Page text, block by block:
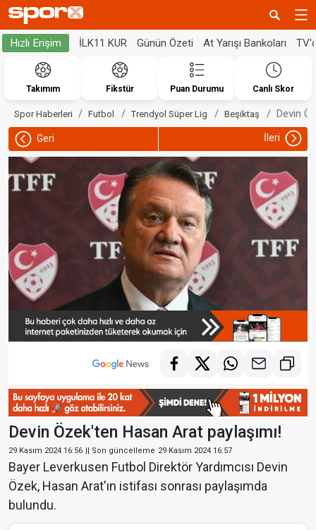
Hızlı Erişim İLK11 KUR Günün Özeti At Yarışı Bankoları
Takımım Fikstür Puan Durumu Canlı Skor
Spor Haberleri Futbol Trendyol Süper Lig Beşiktaş Devin
Geri İleri
Devin Özek'ten Hasan Arat paylaşımı!
29 Kasım 2024 16:56 || Son güncelleme 29 Kasım 2024 16:57
Bayer Leverkusen Futbol Direktör Yardımcısı Devin
Özek, Hasan Arat'ın istifası sonrası paylaşımda
bulundu.